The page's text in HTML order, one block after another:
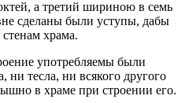
а третий шириною в семь
сделаны были уступы, дабы
храма.
употребляемы были
ни тесла, ни всякого другого
в храме при строении его.